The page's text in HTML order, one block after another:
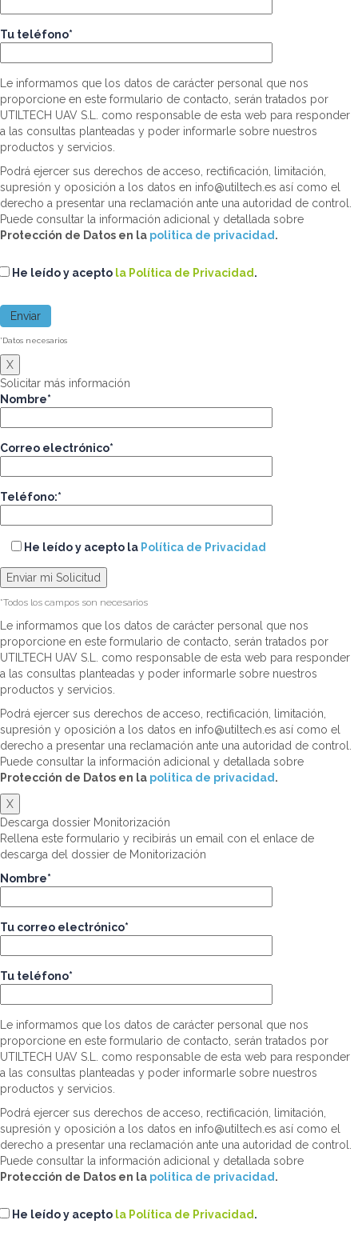
Tu teléfono*
Le informamos que los datos de carácter personal que nos
proporcione en este formulario de contacto, serán tratados por
UTILTECH UAV S.L. como responsable de esta web para responder
a las consultas planteadas y poder informarle sobre nuestros
productos y servicios.
Podrá ejercer sus derechos de acceso, rectificación, limitación,
supresión y oposición a los datos en info@utiltech.es así como el
derecho a presentar una reclamación ante una autoridad de control.
Puede consultar la información adicional y detallada sobre
Protección de Datos en la politica de privacidad .
He leído y acepto la Política de Privacidad .
*Datos necesarios
X
Solicitar más información
Nombre*
Correo electrónico*
Teléfono:*
He leído y acepto la Política de Privacidad
*Todos los campos son necesarios
Le informamos que los datos de carácter personal que nos
proporcione en este formulario de contacto, serán tratados por
UTILTECH UAV S.L. como responsable de esta web para responder
a las consultas planteadas y poder informarle sobre nuestros
productos y servicios.
Podrá ejercer sus derechos de acceso, rectificación, limitación,
supresión y oposición a los datos en info@utiltech.es así como el
derecho a presentar una reclamación ante una autoridad de control.
Puede consultar la información adicional y detallada sobre
Protección de Datos en la politica de privacidad .
X
Descarga dossier Monitorización
Rellena este formulario y recibirás un email con el enlace de
descarga del dossier de Monitorización
Nombre*
Tu correo electrónico*
Tu teléfono*
Le informamos que los datos de carácter personal que nos
proporcione en este formulario de contacto, serán tratados por
UTILTECH UAV S.L. como responsable de esta web para responder
a las consultas planteadas y poder informarle sobre nuestros
productos y servicios.
Podrá ejercer sus derechos de acceso, rectificación, limitación,
supresión y oposición a los datos en info@utiltech.es así como el
derecho a presentar una reclamación ante una autoridad de control.
Puede consultar la información adicional y detallada sobre
Protección de Datos en la politica de privacidad .
He leído y acepto la Política de Privacidad .